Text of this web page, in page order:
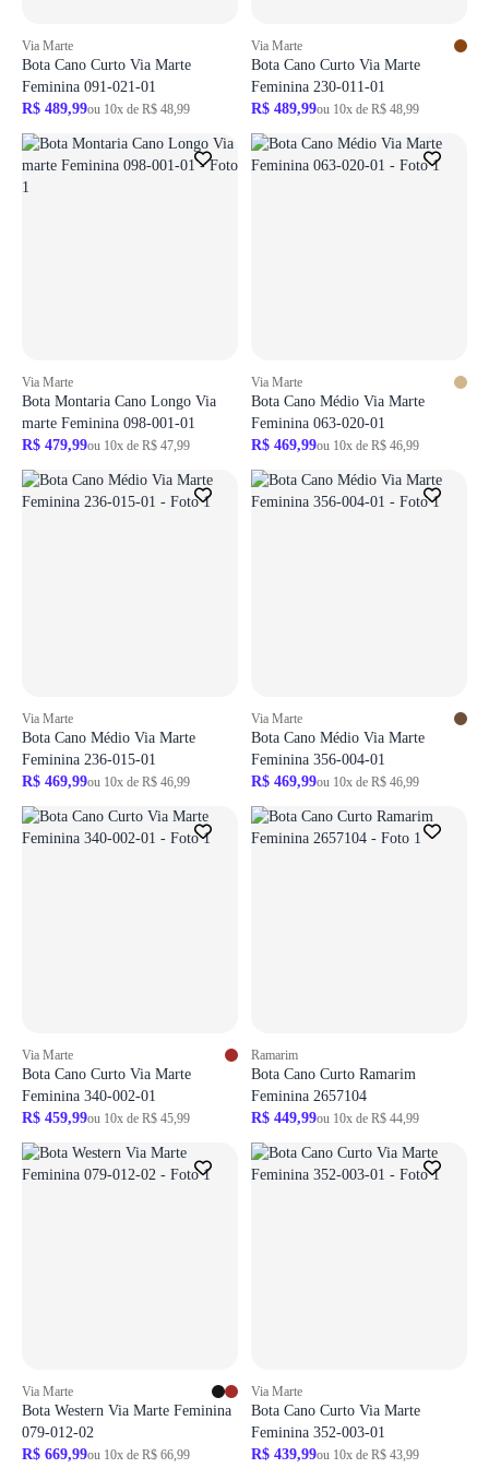
Via Marte
Bota Cano Curto Via Marte
Feminina 091-021-01
R$ 489,99ou 10x de R$ 48,99
Via Marte
Bota Cano Curto Via Marte
Feminina 230-011-01
R$ 489,99ou 10x de R$ 48,99
Via Marte
Bota Montaria Cano Longo Via
marte Feminina 098-001-01
R$ 479,99ou 10x de R$ 47,99
Via Marte
Bota Cano Médio Via Marte
Feminina 063-020-01
R$ 469,99ou 10x de R$ 46,99
Via Marte
Bota Cano Médio Via Marte
Feminina 236-015-01
R$ 469,99ou 10x de R$ 46,99
Via Marte
Bota Cano Médio Via Marte
Feminina 356-004-01
R$ 469,99ou 10x de R$ 46,99
Via Marte
Bota Cano Curto Via Marte
Feminina 340-002-01
R$ 459,99ou 10x de R$ 45,99
Ramarim
Bota Cano Curto Ramarim
Feminina 2657104
R$ 449,99ou 10x de R$ 44,99
Via Marte
Bota Western Via Marte Feminina
079-012-02
R$ 669,99ou 10x de R$ 66,99
Via Marte
Bota Cano Curto Via Marte
Feminina 352-003-01
R$ 439,99ou 10x de R$ 43,99